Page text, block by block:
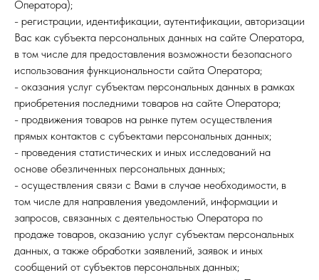
Оператора);
- регистрации, идентификации, аутентификации, авторизации
Вас как субъекта персональных данных на сайте Оператора,
в том числе для предоставления возможности безопасного
использования функциональности сайта Оператора;
- оказания услуг субъектам персональных данных в рамках
приобретения последними товаров на сайте Оператора;
- продвижения товаров на рынке путем осуществления
прямых контактов с субъектами персональных данных;
- проведения статистических и иных исследований на
основе обезличенных персональных данных;
- осуществления связи с Вами в случае необходимости, в
том числе для направления уведомлений, информации и
запросов, связанных с деятельностью Оператора по
продаже товаров, оказанию услуг субъектам персональных
данных, а также обработки заявлений, заявок и иных
сообщений от субъектов персональных данных;